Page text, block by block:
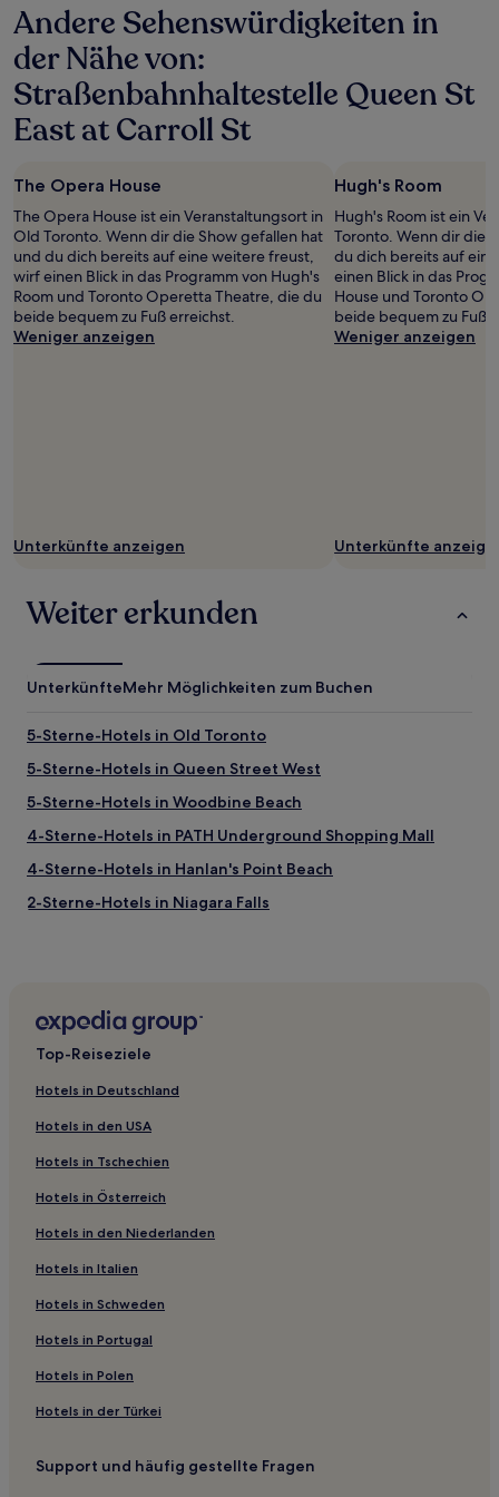
Andere Sehenswürdigkeiten in
der Nähe von:
Straßenbahnhaltestelle Queen St
East at Carroll St
The Opera House
The Opera House ist ein Veranstaltungsort in
Old Toronto. Wenn dir die Show gefallen hat
und du dich bereits auf eine weitere freust,
wirf einen Blick in das Programm von Hugh's
Room und Toronto Operetta Theatre, die du
beide bequem zu Fuß erreichst.
Weniger anzeigen
Unterkünfte anzeigen
Hugh's Room
Hugh's Room ist ein
Toronto. Wenn dir die
du dich bereits auf
einen Blick in das
House und Toronto
beide bequem zu Fuß
Weniger anzeigen
Unterkünfte
Weiter erkunden
UnterkünfteMehr Möglichkeiten zum Buchen
5-Sterne-Hotels in Old Toronto
5-Sterne-Hotels in Queen Street West
5-Sterne-Hotels in Woodbine Beach
4-Sterne-Hotels in PATH Underground Shopping Mall
4-Sterne-Hotels in Hanlan's Point Beach
2-Sterne-Hotels in Niagara Falls
Motels in Hamilton
Aparthotels in The Path
Ferienwohnungen in Toronto
Aparthotels in Toronto
Hostels in Rosedale Ravine Lands
Gasthäuser in Woodbine Beach
Ferienwohnungen in Ontario
Motels in Ontario
B&B in Ontario
Hostels in Old Toronto
Motels in Mississauga
Hotels mit Küchenzeile in Altstadt Toronto
Boutique- in Old Toronto
Top-Reiseziele
Hotels in Deutschland
Hotels in den USA
Hotels in Tschechien
Hotels in Österreich
Hotels in den Niederlanden
Hotels in Italien
Hotels in Schweden
Hotels in Portugal
Hotels in Polen
Hotels in der Türkei
Support und häufig gestellte Fragen